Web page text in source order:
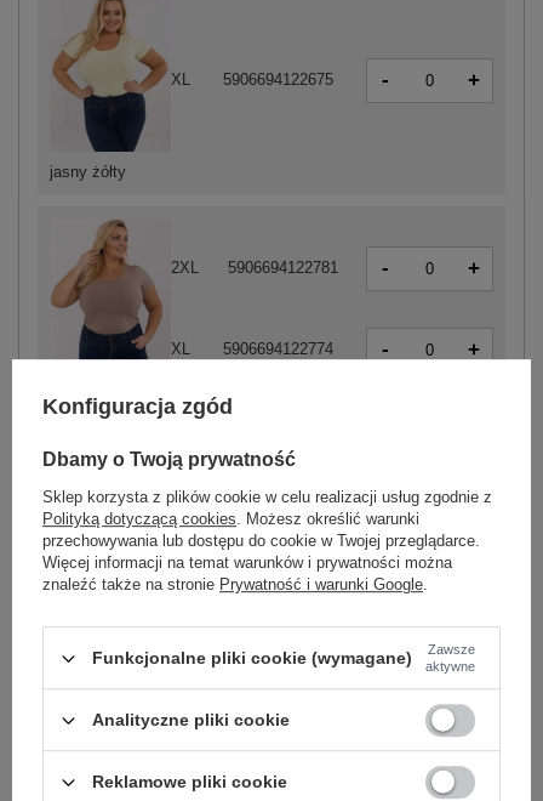
jasny żółty
XL 5906694122675 - +
ciemny beżowy
2XL 5906694122781 - +
XL 5906694122774 - +
biały
2XL 5906694122668 - +
XL 5906694122651 -
ZALOGUJ SIĘ I ZOBACZ CENĘ
Konfiguracja zgód
Dbamy o Twoją prywatność
Sklep korzysta z plików cookie w celu realizacji usług zgodnie z
Polityką dotyczącą cookies. Możesz określić warunki
przechowywania lub dostępu do cookie w Twojej przeglądarce.
Więcej informacji na temat warunków i prywatności można
znaleźć także na stronie Prywatność i warunki Google.
Funkcjonalne pliki cookie (wymagane)
Zawsze
aktywne
Analityczne pliki cookie
Reklamowe pliki cookie